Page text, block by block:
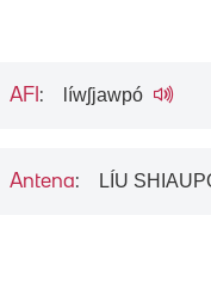
AFI : líwʃjawpó
Antena: LÍU